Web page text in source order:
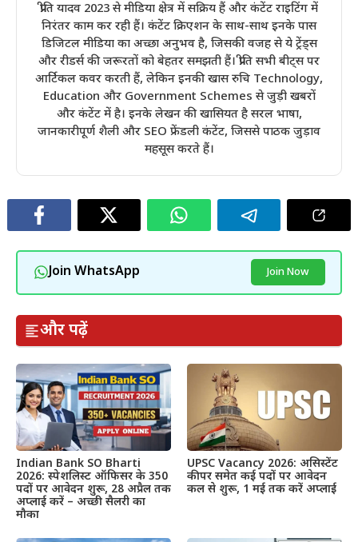
प्रीति यादव 2023 से मीडिया क्षेत्र में सक्रिय हैं और कंटेंट राइटिंग में
निरंतर काम कर रही हैं। कंटेंट क्रिएशन के साथ-साथ इनके पास
डिजिटल मीडिया का अच्छा अनुभव है, जिसकी वजह से ये ट्रेंड्स
और रीडर्स की जरूरतों को बेहतर समझती हैं। प्रीति सभी बीट्स पर
आर्टिकल कवर करती हैं, लेकिन इनकी खास रुचि Technology,
Education और Government Schemes से जुड़ी खबरों
और कंटेंट में है। इनके लेखन की खासियत है सरल भाषा,
जानकारीपूर्ण शैली और SEO फ्रेंडली कंटेंट, जिससे पाठक जुड़ाव
महसूस करते हैं।
Join WhatsApp Join Now
और पढ़ें
Indian Bank SO Bharti
2026: स्पेशलिस्ट ऑफिसर के 350
पदों पर आवेदन शुरू, 28 अप्रैल तक
अप्लाई करें – अच्छी सैलरी का
मौका
UPSC Vacancy 2026: असिस्टेंट
कीपर समेत कई पदों पर आवेदन
कल से शुरू, 1 मई तक करें अप्लाई